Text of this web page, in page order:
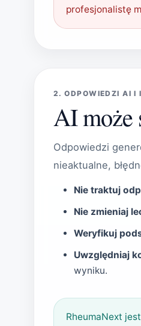
profesjonalistę
2. ODPOWIEDZI AI I
AI może
Odpowiedzi
nieaktualne,
Nie traktuj
Nie zmieniaj
Weryfikuj
Uwzględniaj
wyniku.
RheumaNext